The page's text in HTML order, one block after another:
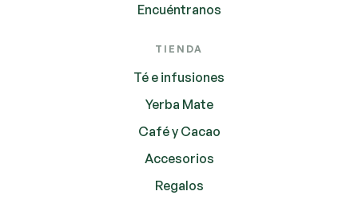
Encuéntranos
TIENDA
Té e infusiones
Yerba Mate
Café y Cacao
Accesorios
Regalos